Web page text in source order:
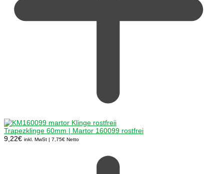
Trapezklinge 60mm | Martor 160099 rostfrei
9,22€ inkl. MwSt | 7,75€ Netto